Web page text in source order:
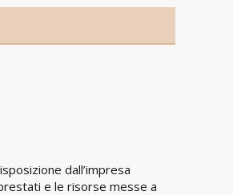
dall’impresa
e le risorse messe a